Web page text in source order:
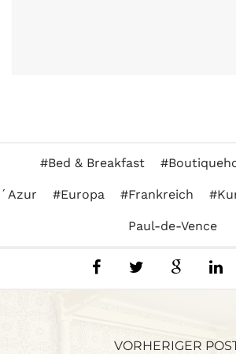
Bed & Breakfast
´Azur Europa Frankreich
Paul-de-Vence
VORHERIGER